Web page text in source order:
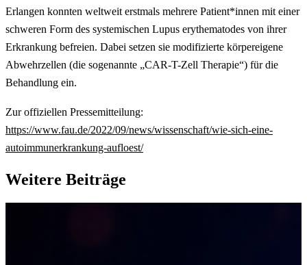
Erlangen konnten weltweit erstmals mehrere Patient*innen mit einer
schweren Form des systemischen Lupus erythematodes von ihrer
Erkrankung befreien. Dabei setzen sie modifizierte körpereigene
Abwehrzellen (die sogenannte „CAR-T-Zell Therapie“) für die
Behandlung ein.
Zur offiziellen Pressemitteilung:
https://www.fau.de/2022/09/news/wissenschaft/wie-sich-eine-
autoimmunerkrankung-aufloest/
Weitere Beiträge